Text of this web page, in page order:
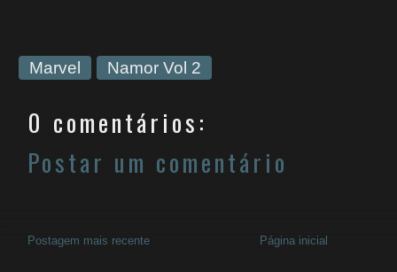
Marvel Namor Vol 2
0 comentários:
Postar um comentário
Postagem mais recente Página inicial